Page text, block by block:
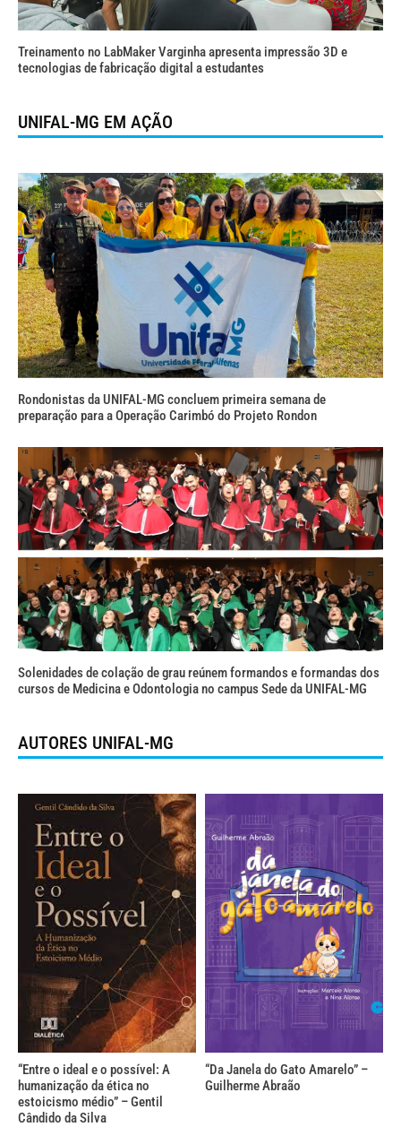
Treinamento no LabMaker Varginha apresenta impressão 3D e
tecnologias de fabricação digital a estudantes
UNIFAL-MG EM AÇÃO
Rondonistas da UNIFAL-MG concluem primeira semana de
preparação para a Operação Carimbó do Projeto Rondon
Solenidades de colação de grau reúnem formandos e formandas dos
cursos de Medicina e Odontologia no campus Sede da UNIFAL-MG
AUTORES UNIFAL-MG
“Entre o ideal e o possível: A
humanização da ética no
estoicismo médio” – Gentil
Cândido da Silva
“Da Janela do Gato Amarelo” –
Guilherme Abraão